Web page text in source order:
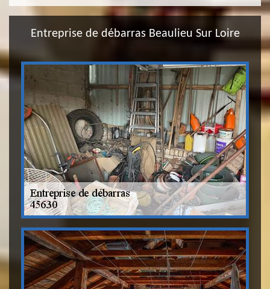
Entreprise de débarras Beaulieu Sur Loire